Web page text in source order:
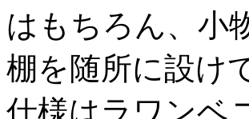
はもちろん、小
棚を随所に設け
仕様はラワンベ